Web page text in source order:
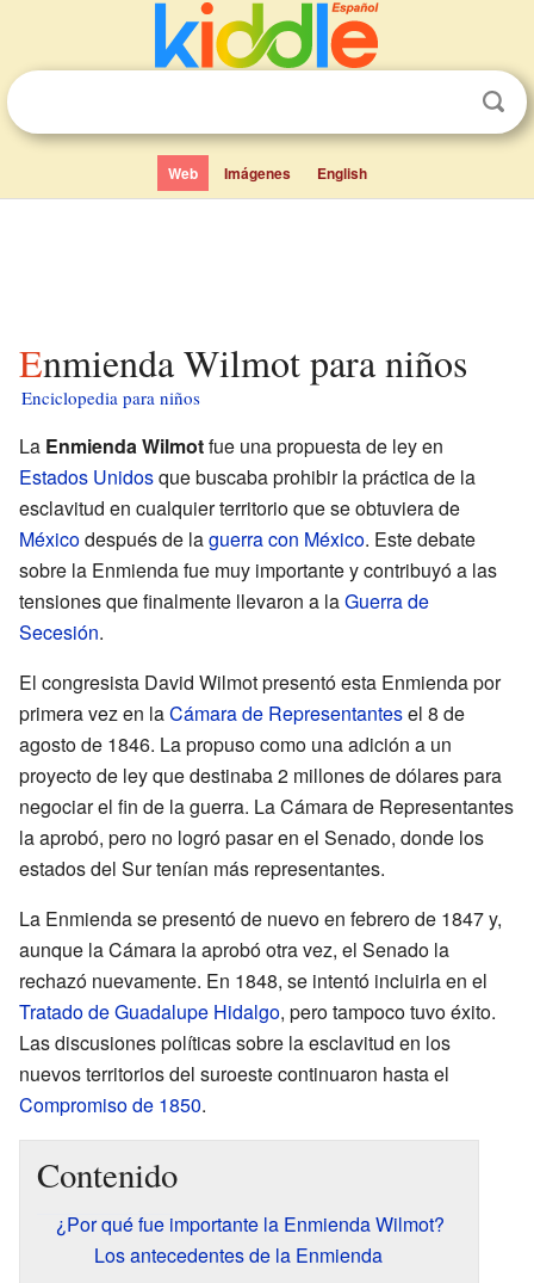
Web Imágenes English
Enmienda Wilmot para niños
Enciclopedia para niños
La Enmienda Wilmotfue una propuesta de ley en
Estados Unidosque buscaba prohibir la práctica de la
esclavitud en cualquier territorio que se obtuviera de
Méxicodespués de laguerra con México. Este debate
sobre la Enmienda fue muy importante y contribuyó a las
tensiones que finalmente llevaron a laGuerra de
Secesión.
El congresista David Wilmot presentó esta Enmienda por
primera vez en laCámara de Representantesel 8 de
agosto de 1846. La propuso como una adición a un
proyecto de ley que destinaba 2 millones de dólares para
negociar el fin de la guerra. La Cámara de Representantes
la aprobó, pero no logró pasar en el Senado, donde los
estados del Sur tenían más representantes.
La Enmienda se presentó de nuevo en febrero de 1847 y,
aunque la Cámara la aprobó otra vez, el Senado la
rechazó nuevamente. En 1848, se intentó incluirla en el
Tratado de Guadalupe Hidalgo, pero tampoco tuvo éxito.
Las discusiones políticas sobre la esclavitud en los
nuevos territorios del suroeste continuaron hasta el
Compromiso de 1850.
Contenido
¿Por qué fue importante la Enmienda Wilmot?
Los antecedentes de la Enmienda